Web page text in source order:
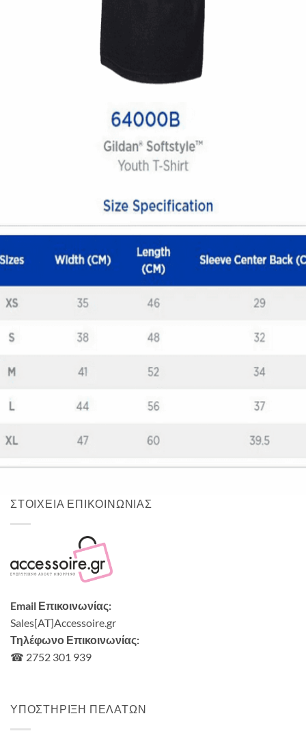
Ανδρική μπλούζα Twin Pistons
ΠΑΙΔΙΚΑ TSHIRT
Μπλούζα Samurai Biker
12,00€
ΣΤΟΙΧΕΙΑ ΕΠΙΚΟΙΝΩΝΙΑΣ
Email Επικοινωνίας:
Sales[AT]Accessoire.gr
Τηλέφωνο Επικοινωνίας:
☎ 2752 301 939
ΥΠΟΣΤΗΡΙΞΗ ΠΕΛΑΤΩΝ